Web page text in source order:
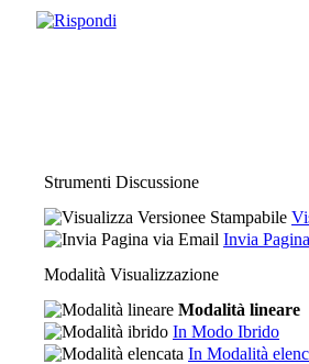
Strumenti Discussione
Invia
Modalità Visualizzazione
Modalità lineare
In Modo Ibrido
In Modalità